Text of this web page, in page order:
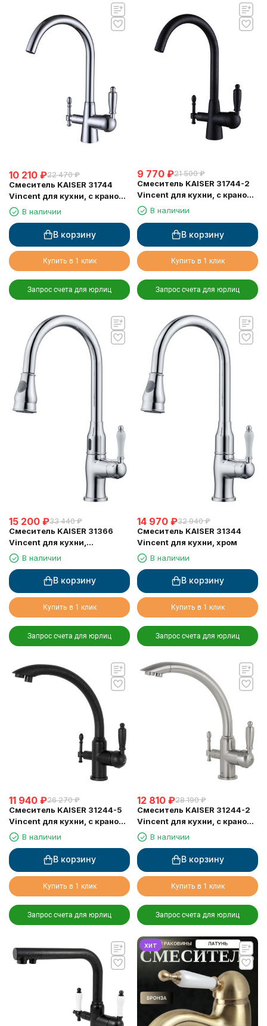
10 210 ₽22 470 ₽
Смеситель KAISER 31744
Vincent для кухни, с краном
для питьевой воды, хром
В наличии
В корзину
Купить в 1 клик
Запрос счета для юрлиц
9 770 ₽21 500 ₽
Смеситель KAISER 31744-2
Vincent для кухни, с краном
для питьевой воды, черный
мрамор
В наличии
В корзину
Купить в 1 клик
Запрос счета для юрлиц
15 200 ₽33 440 ₽
Смеситель KAISER 31366
Vincent для кухни,
сенсорное управление,
вытяжная лейка, Sensor
В наличии
В корзину
Купить в 1 клик
Запрос счета для юрлиц
14 970 ₽32 940 ₽
Смеситель KAISER 31344
Vincent для кухни, хром
В наличии
В корзину
Купить в 1 клик
Запрос счета для юрлиц
11 940 ₽26 270 ₽
Смеситель KAISER 31244-5
Vincent для кухни, с краном
для питьевой воды, черный
металлик
В наличии
В корзину
Купить в 1 клик
Запрос счета для юрлиц
12 810 ₽28 190 ₽
Смеситель KAISER 31244-2
Vincent для кухни, с краном
для питьевой воды, серебро
В наличии
В корзину
Купить в 1 клик
Запрос счета для юрлиц
хит